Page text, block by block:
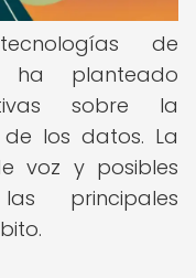
de
ha planteado
sobre la
los datos. La
voz y posibles
principales